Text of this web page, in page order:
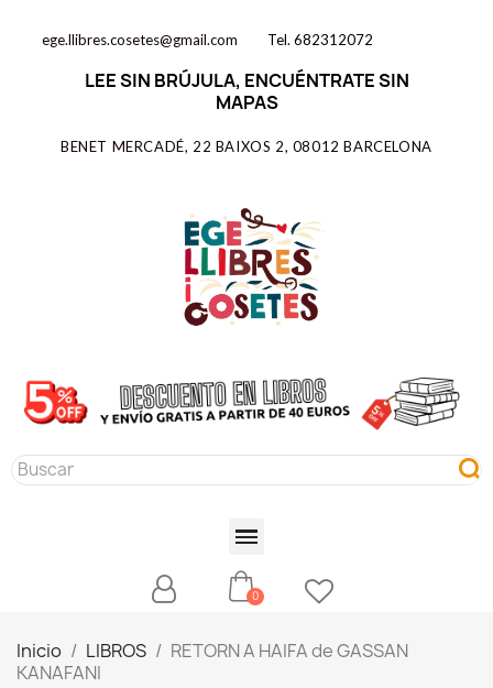
ege.llibres.cosetes@gmail.com Tel. 682312072
LEE SIN BRÚJULA, ENCUÉNTRATE SIN
MAPAS
BENET MERCADÉ, 22 BAIXOS 2, 08012 BARCELONA
Inicio LIBROS
RETORN A HAIFA de GASSAN
KANAFANI